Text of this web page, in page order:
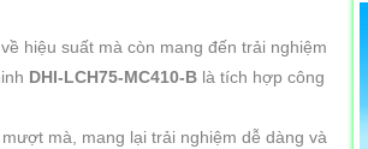
hiệu suất mà còn mang đến trải nghiệm
DHI-LCH75-MC410-B là tích hợp công
mà, mang lại trải nghiệm dễ dàng và